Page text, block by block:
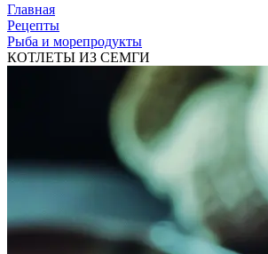
Главная
Рецепты
Рыба и морепродукты
КОТЛЕТЫ ИЗ СЕМГИ